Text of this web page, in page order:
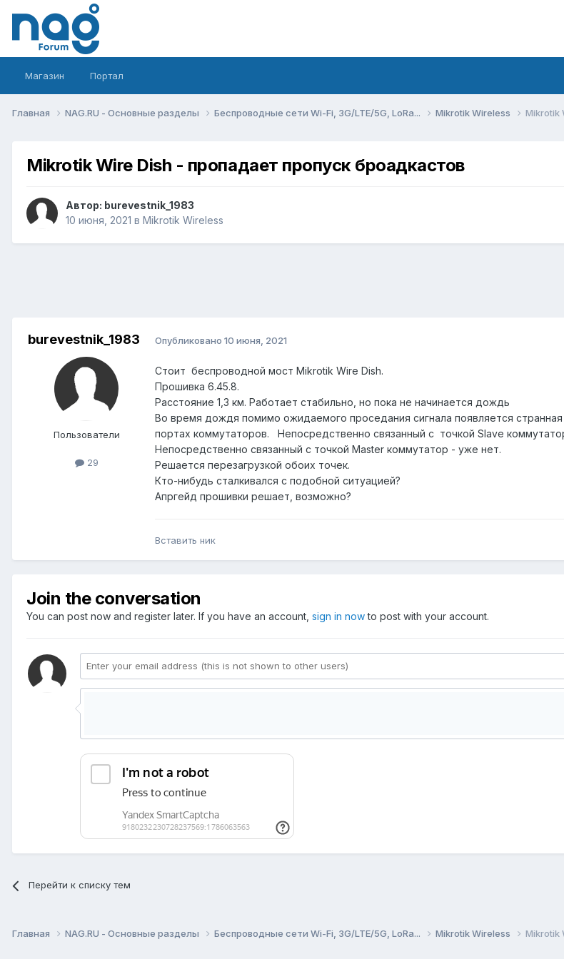
Магазин Портал
Главная NAG.RU - Основные разделы Беспроводные сети Wi-Fi, 3G/LTE/5G, LoRa... Mikrotik Wireless Mikrotik
Mikrotik Wire Dish - пропадает пропуск броадкастов
Автор: burevestnik_1983
10 июня, 2021 в Mikrotik Wireless
burevestnik_1983
Пользователи
29
Опубликовано 10 июня, 2021
Стоит беспроводной мост Mikrotik Wire Dish.
Прошивка 6.45.8.
Расстояние 1,3 км. Работает стабильно, но пока не начинается дождь
Во время дождя помимо ожидаемого проседания сигнала появляется
портах коммутаторов. Непосредственно связанный с точкой Slave
Непосредственно связанный с точкой Master коммутатор - уже нет.
Решается перезагрузкой обоих точек.
Кто-нибудь сталкивался с подобной ситуацией?
Апргейд прошивки решает, возможно?
Вставить ник
Join the conversation
You can post now and register later. If you have an account, sign in nowto post with your account.
Перейти к списку тем
Главная NAG.RU - Основные разделы Беспроводные сети Wi-Fi, 3G/LTE/5G, LoRa... Mikrotik Wireless Mikrotik